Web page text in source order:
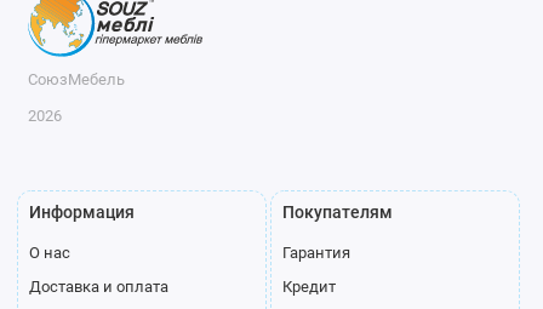
СоюзМебель
2026
Информация
О нас
Доставка и оплата
Покупателям
Гарантия
Кредит